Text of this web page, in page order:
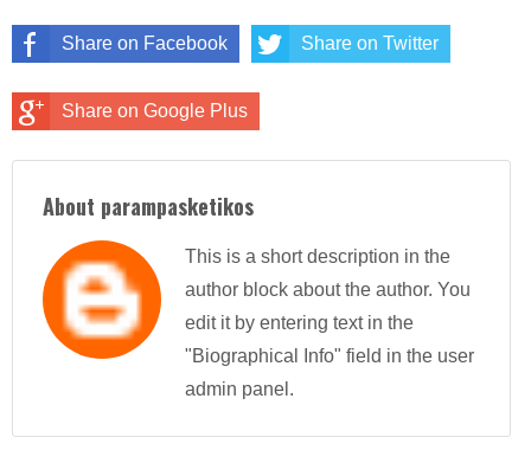
Share on Facebook Share on Twitter
Share on Google Plus
About parampasketikos
This is a short description in the
author block about the author. You
edit it by entering text in the
"Biographical Info" field in the user
admin panel.